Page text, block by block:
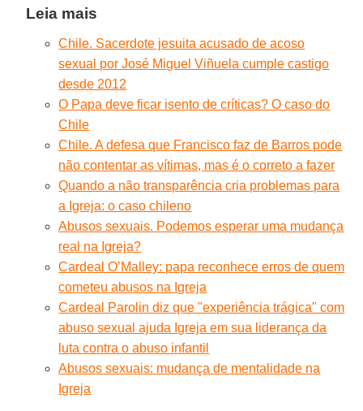
Leia mais
Chile. Sacerdote jesuita acusado de acoso
sexual por José Miguel Viñuela cumple castigo
desde 2012
O Papa deve ficar isento de críticas? O caso do
Chile
Chile. A defesa que Francisco faz de Barros pode
não contentar as vítimas, mas é o correto a fazer
Quando a não transparência cria problemas para
a Igreja: o caso chileno
Abusos sexuais. Podemos esperar uma mudança
real na Igreja?
Cardeal O’Malley: papa reconhece erros de quem
cometeu abusos na Igreja
Cardeal Parolin diz que "experiência trágica" com
abuso sexual ajuda Igreja em sua liderança da
luta contra o abuso infantil
Abusos sexuais: mudança de mentalidade na
Igreja